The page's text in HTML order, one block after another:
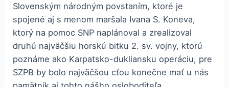
Slovenským národným povstaním, ktoré je
spojené aj s menom maršala Ivana S. Koneva,
ktorý na pomoc SNP naplánoval a zrealizoval
druhú najväčšiu horskú bitku 2. sv. vojny, ktorú
poznáme ako Karpatsko-dukliansku operáciu, pre
SZPB by bolo najväčšou cťou konečne mať u nás